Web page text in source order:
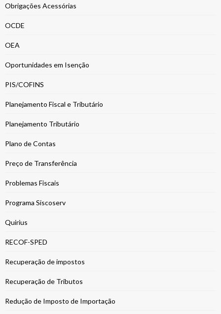
Obrigações Acessórias
OCDE
OEA
Oportunidades em Isenção
PIS/COFINS
Planejamento Fiscal e Tributário
Planejamento Tributário
Plano de Contas
Preço de Transferência
Problemas Fiscais
Programa Siscoserv
Quirius
RECOF-SPED
Recuperação de impostos
Recuperação de Tributos
Redução de Imposto de Importação